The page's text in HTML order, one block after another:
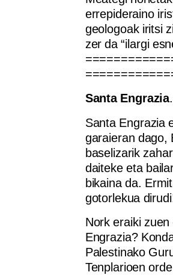
errepideraino
geologoak iritsi
zer da “ilargi
Santa Engrazia.
Santa Engrazia
garaieran dago,
baselizarik
daiteke eta
bikaina da.
gotorlekua
Nork eraiki
Engrazia?
Palestinako
Tenplarioen